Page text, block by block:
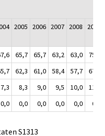
2005 2006 2007 2008 2009
65,7 65,7 63,2 63,0
75,0
62,3 61,0 58,4 57,7
67,8
7,3 8,3 9,0 9,5 10,0
11,3
0,0 0,0 0,0 0,0 0,0 0,0
S1313